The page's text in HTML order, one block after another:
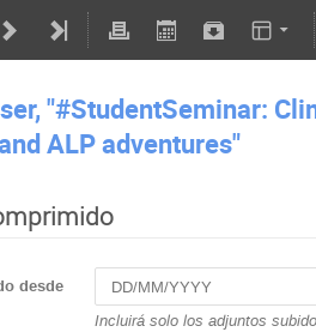
"#StudentSeminar:
ALP adventures"
desde
Incluirá solo los adjuntos